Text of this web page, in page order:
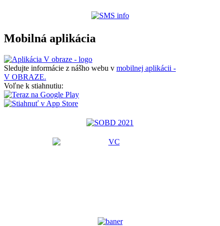
Mobilná aplikácia
Sledujte informácie z nášho webu v mobilnej aplikácii -
V OBRAZE.
Voľne k stiahnutiu: